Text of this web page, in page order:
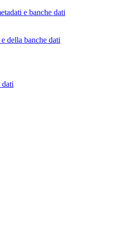
e banche dati
della banche dati
dati